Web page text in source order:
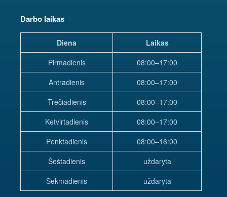
Darbo laikas
Diena
Laikas
Pirmadienis
08:00–17:00
Antradienis
08:00–17:00
Trečiadienis
08:00–17:00
Ketvirtadienis
08:00–17:00
Penktadienis
08:00–16:00
Šeštadienis
uždaryta
Sekmadienis
uždaryta